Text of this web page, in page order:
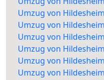
Umzug von
Umzug von
Umzug von
Umzug von
Umzug von
Umzug von